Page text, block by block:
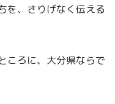
を、さりげなく伝える
ころに、大分県ならで